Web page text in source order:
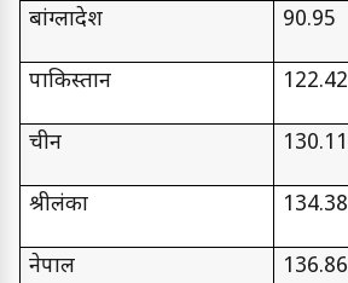
बांग्लादेश 90.95
पाकिस्तान 122.42
चीन 130.11
श्रीलंका 134.38
नेपाल 136.86